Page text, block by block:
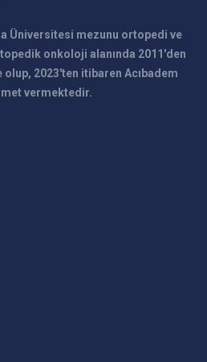
Üniversitesi mezunu ortopedi ve
onkoloji alanında 2011'den
2023'ten itibaren Acıbadem
vermektedir.